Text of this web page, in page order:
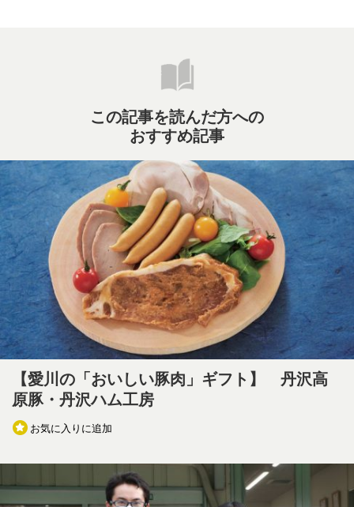
この記事を読んだ方への
おすすめ記事
【愛川の「おいしい豚肉」ギフト】 丹沢高
原豚・丹沢ハム工房
お気に入りに追加